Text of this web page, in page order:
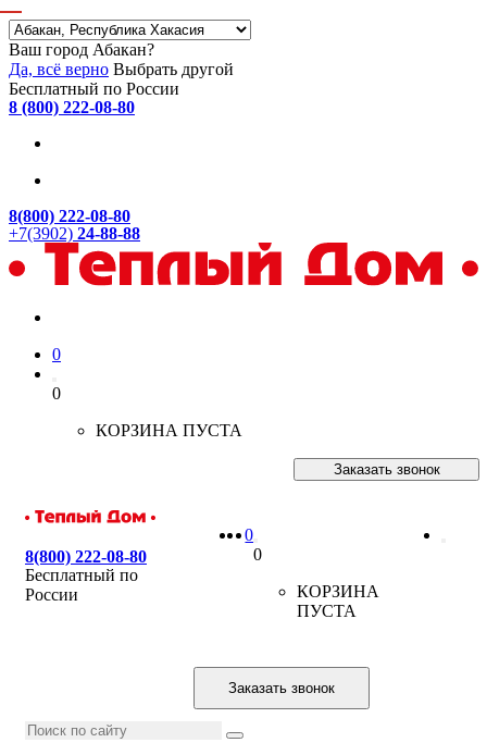
Ваш город Абакан?
Да, всё верно Выбрать другой
Бесплатный по России
8 (800) 222-08-80
8(800) 222-08-80
+7(3902) 24-88-88
0
0
КОРЗИНА ПУСТА
Заказать звонок
8(800) 222-08-80
Бесплатный по
России
0
0
КОРЗИНА
ПУСТА
Заказать звонок